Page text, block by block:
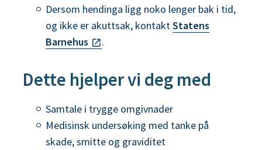
Dersom hendinga ligg noko lenger bak i tid,
og ikke er akuttsak, kontaktStatens
Barnehus
.
Dette hjelper vi deg med
Samtale i trygge omgivnader
Medisinsk undersøking med tanke på
skade, smitte og graviditet